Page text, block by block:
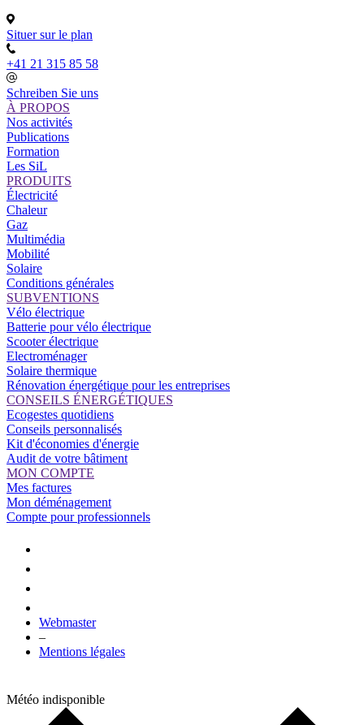
Situer sur le plan
+41 21 315 85 58
Schreiben Sie uns
À PROPOS
Nos activités
Publications
Formation
Les SiL
PRODUITS
Électricité
Chaleur
Gaz
Multimédia
Mobilité
Solaire
Conditions générales
SUBVENTIONS
Vélo électrique
Batterie pour vélo électrique
Scooter électrique
Electroménager
Solaire thermique
Rénovation énergétique pour les entreprises
CONSEILS ÉNERGÉTIQUES
Ecogestes quotidiens
Conseils personnalisés
Kit d'économies d'énergie
Audit de votre bâtiment
MON COMPTE
Mes factures
Mon déménagement
Compte pour professionnels
Webmaster
–
Mentions légales
Météo indisponible